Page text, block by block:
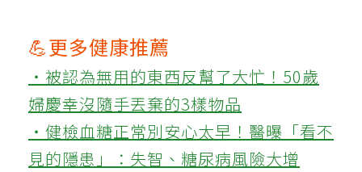
💪更多健康推薦
‧被認為無用的東西反幫了大忙！50歲
婦慶幸沒隨手丟棄的3樣物品
‧健檢血糖正常別安心太早！醫曝「看不
見的隱患」：失智、糖尿病風險大增